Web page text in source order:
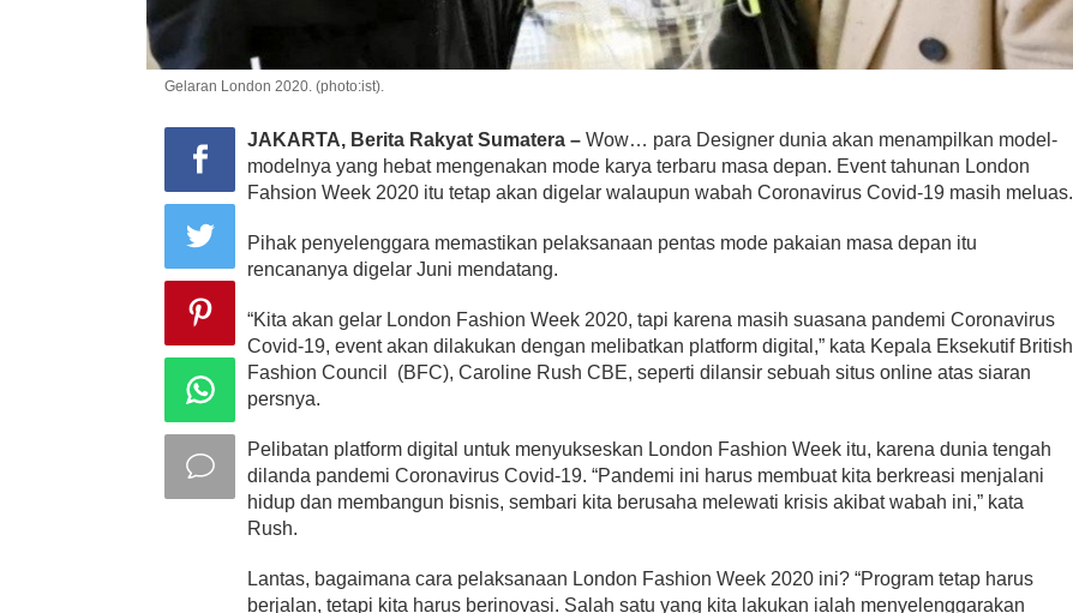
Gelaran London 2020. (photo:ist).
JAKARTA, Berita Rakyat Sumatera – Wow… para Designer dunia akan menampilkan model-
modelnya yang hebat mengenakan mode karya terbaru masa depan. Event tahunan London
Fahsion Week 2020 itu tetap akan digelar walaupun wabah Coronavirus Covid-19 masih meluas.
Pihak penyelenggara memastikan pelaksanaan pentas mode pakaian masa depan itu
rencananya digelar Juni mendatang.
“Kita akan gelar London Fashion Week 2020, tapi karena masih suasana pandemi Coronavirus
Covid-19, event akan dilakukan dengan melibatkan platform digital,” kata Kepala Eksekutif British
Fashion Council (BFC), Caroline Rush CBE, seperti dilansir sebuah situs online atas siaran
persnya.
Pelibatan platform digital untuk menyukseskan London Fashion Week itu, karena dunia tengah
dilanda pandemi Coronavirus Covid-19. “Pandemi ini harus membuat kita berkreasi menjalani
hidup dan membangun bisnis, sembari kita berusaha melewati krisis akibat wabah ini,” kata
Rush.
Lantas, bagaimana cara pelaksanaan London Fashion Week 2020 ini? “Program tetap harus
berjalan, tetapi kita harus berinovasi. Salah satu yang kita lakukan ialah menyelenggarakan